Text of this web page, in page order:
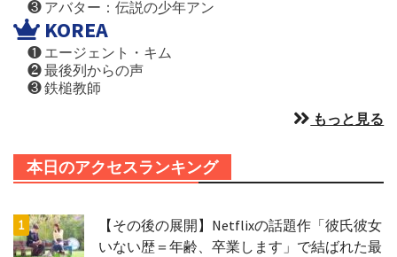
❸ アバター：伝説の少年アン
KOREA
❶ エージェント・キム
❷ 最後列からの声
❸ 鉄槌教師
もっと見る
本日のアクセスランキング
【その後の展開】Netflixの話題作「彼氏彼女
いない歴＝年齢、卒業します」で結ばれた最